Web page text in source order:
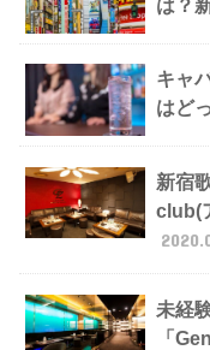
は？
キャ
はど
新宿
club(
未経
「